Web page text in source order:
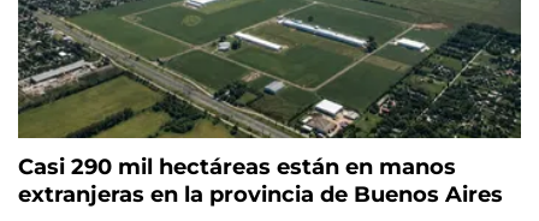
Casi 290 mil hectáreas están en manos
extranjeras en la provincia de Buenos Aires